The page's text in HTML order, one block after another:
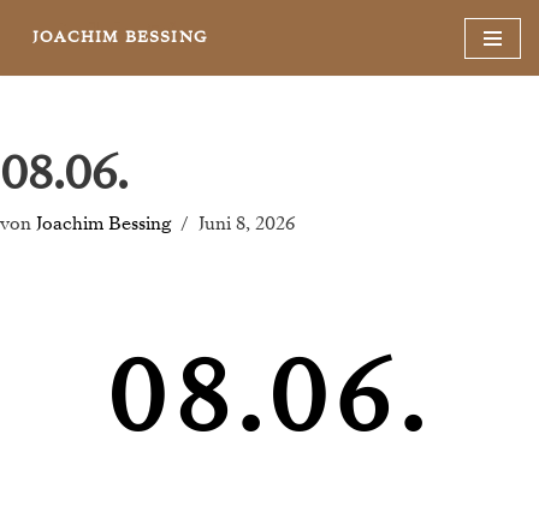
JOACHIM BESSING
08.06.
von Joachim Bessing Juni 8, 2026
08.06.